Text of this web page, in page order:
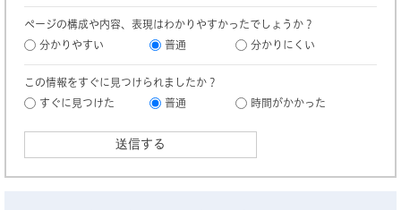
ページの構成や内容、表現はわかりやすかったでしょうか？
分かりやすい
普通 分かりにくい
この情報をすぐに見つけられましたか？
すぐに見つけた
普通 時間がかかった